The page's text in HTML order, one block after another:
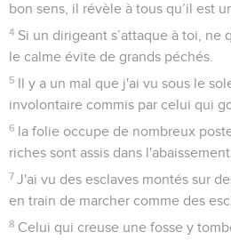
bon sens, il révèle à tous qu’il est
4 Si un dirigeant s’attaque à toi, ne
le calme évite de grands péchés.
5 Il y a un mal que j'ai vu sous le
involontaire commis par celui qui
6 la folie occupe de nombreux
riches sont assis dans l'abaissement.
7 J'ai vu des esclaves montés sur
en train de marcher comme des
8 Celui qui creuse une fosse y